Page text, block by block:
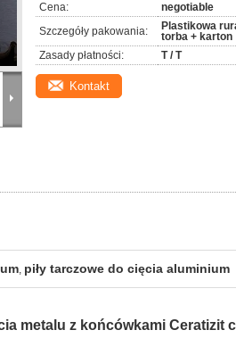
Cena:
negotiable
Szczegóły pakowania:
Plastikowa
torba + karton
Zasady płatności:
T / T
Kontakt
, piły tarczowe do cięcia aluminium
metalu z końcówkami Ceratizit